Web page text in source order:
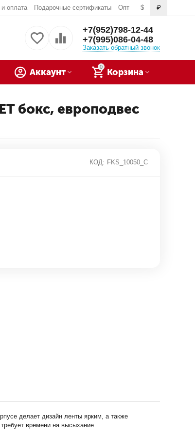
$ ₽
оплата Подарочные сертификаты Опт
+7(952)798-12-44
+7(995)086-04-48
Заказать обратный звонок
0
Корзина
Аккаунт
бокс, европодвес
КОД: FKS_10050_C
делает дизайн ленты ярким, а также
времени на высыхание.